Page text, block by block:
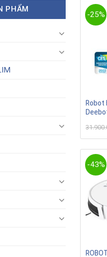
PHẨM
-25%
Robot
-43%